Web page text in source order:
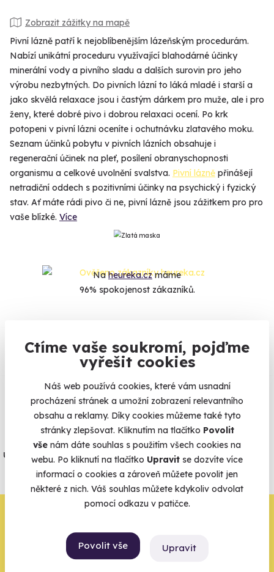
Ctíme vaše soukromí, pojďme
vyřešit cookies
Náš web používá cookies, které vám usnadní
procházení stránek a umožní zobrazení relevantního
obsahu a reklamy. Díky cookies můžeme také tyto
stránky zlepšovat. Kliknutím na tlačítko Povolit
vše nám dáte souhlas s použitím všech cookies na
webu. Po kliknutí na tlačítko Upravit se dozvíte více
informací o cookies a zároveň můžete povolit jen
některé z nich. Váš souhlas můžete kdykoliv odvolat
pomocí odkazu v patičce.
Povolit vše Upravit
Zobrazit zážitky na mapě
Pivní lázně patří k nejoblíbenějším lázeňským procedurám.
Nabízí unikátní proceduru využívající blahodárné účinky
minerální vody a pivního sladu a dalších surovin pro jeho
výrobu nezbytných. Do pivních lázní to láká mladé i starší a
jako skvělá relaxace jsou i častým dárkem pro muže, ale i pro
ženy, které dobré pivo i dobrou relaxaci ocení. Po krk
potopeni v pivní lázni oceníte i ochutnávku zlatavého moku.
Seznam účinků pobytu v pivních lázních obsahuje i
regenerační účinek na pleť, posílení obranyschopnosti
organismu a celkové uvolnění svalstva. Pivní lázně přinášejí
netradiční oddech s pozitivními účinky na psychický i fyzický
stav. Ať máte rádi pivo či ne, pivní lázně jsou zážitkem pro pro
vaše blízké. Více
Naheureka.czmáme
96% spokojenost zákazníků.
Co si o nás myslí
Zobraz ohlasy
Vše umíme pojistit
Jeden nikdy neví. Máme nejvyšší
úrazové pojištění z nabídky zážitkových
agentur.
Vše o pojištění
zbytek zařídíme my